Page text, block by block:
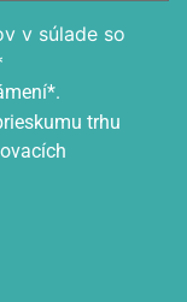
v súlade so
trhu